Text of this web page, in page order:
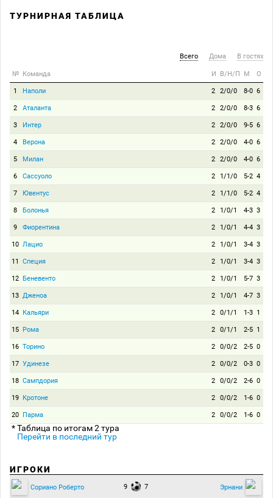
ТУРНИРНАЯ ТАБЛИЦА
Всего Дома В гостях
№ Команда И В/Н/П М О
1 Наполи 2 2/0/0 8-0 6
2 Аталанта 2 2/0/0 8-3 6
3 Интер 2 2/0/0 9-5 6
4 Верона 2 2/0/0 4-0 6
5 Милан 2 2/0/0 4-0 6
6 Сассуоло 2 1/1/0 5-2 4
7 Ювентус 2 1/1/0 5-2 4
8 Болонья 2 1/0/1 4-3 3
9 Фиорентина 2 1/0/1 4-4 3
10 Лацио 2 1/0/1 3-4 3
11 Специя 2 1/0/1 3-4 3
12 Беневенто 2 1/0/1 5-7 3
13 Дженоа 2 1/0/1 4-7 3
14 Кальяри 2 0/1/1 1-3 1
15 Рома 2 0/1/1 2-5 1
16 Торино 2 0/0/2 2-5 0
17 Удинезе 2 0/0/2 0-3 0
18 Сампдория 2 0/0/2 2-6 0
19 Кротоне 2 0/0/2 1-6 0
20 Парма 2 0/0/2 1-6 0
* Таблица по итогам 2 тура
Перейти в последний тур
ИГРОКИ
Сориано Роберто 9 7 Эрнани